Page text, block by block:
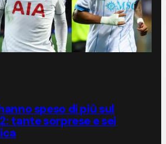
speso di più sul
tante sorprese e sei